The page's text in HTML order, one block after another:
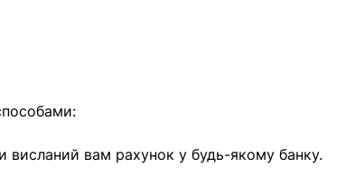
висланий вам рахунок у будь-якому банку.